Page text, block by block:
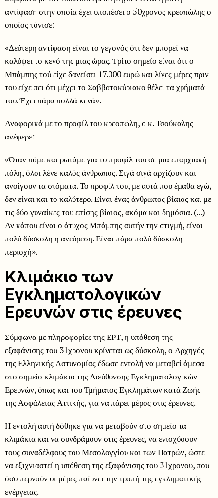
αντίφαση στην οποία έχει υποπέσει ο 50χρονος κρεοπώλης ο
οποίος τόνισε:
«Δεύτερη αντίφαση είναι το γεγονός ότι δεν μπορεί να
καλύψει το κενό της μιας ώρας. Τρίτο σημείο είναι ότι ο
Μπάμπης τού είχε δανείσει 17.000 ευρώ και λίγες μέρες πριν
του είχε πει ότι μέχρι το Σαββατοκύριακο θέλει τα χρήματά
του. Έχει πάρα πολλά κενά».
Αναφορικά με το προφίλ του κρεοπώλη, ο κ. Τσούκαλης
ανέφερε:
«Όταν πάμε και ρωτάμε για το προφίλ του σε μια επαρχιακή
πόλη, όλοι λένε καλός άνθρωπος. Σιγά σιγά αρχίζουν και
ανοίγουν τα στόματα. Το προφίλ του, με αυτά που έμαθα εγώ,
δεν είναι και το καλύτερο. Είναι ένας άνθρωπος βίαιος και με
τις δύο γυναίκες του επίσης βίαιος, ακόμα και δημόσια. (…)
Αν κάπου είναι ο άτυχος Μπάμπης αυτήν την στιγμή, είναι
πολύ δύσκολη η ανεύρεση. Είναι πάρα πολύ δύσκολη
περιοχή».
Κλιμάκιο των
Εγκληματολογικών
Ερευνών στις έρευνες
Σύμφωνα με πληροφορίες της ΕΡΤ, η υπόθεση της
εξαφάνισης του 31χρονου κρίνεται ως δύσκολη, ο Αρχηγός
της Ελληνικής Αστυνομίας έδωσε εντολή να μεταβεί άμεσα
στο σημείο κλιμάκιο της Διεύθυνσης Εγκληματολογικών
Ερευνών, όπως και του Τμήματος Εγκλημάτων κατά Ζωής
της Ασφάλειας Αττικής, για να πάρει μέρος στις έρευνες.
Η εντολή αυτή δόθηκε για να μεταβούν στο σημείο τα
κλιμάκια και να συνδράμουν στις έρευνες, να ενισχύσουν
τους συναδέλφους του Μεσολογγίου και των Πατρών, ώστε
να εξιχνιαστεί η υπόθεση της εξαφάνισης του 31χρονου, που
όσο περνούν οι μέρες παίρνει την τροπή της εγκληματικής
ενέργειας.